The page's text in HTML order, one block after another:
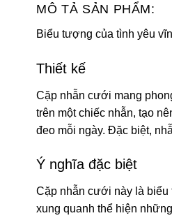
MÔ TẢ SẢN PHẨM:
Biểu tượng của tình yêu
Thiết kế
Cặp nhẫn cưới mang
trên một chiếc nhẫn, tạo
đeo mỗi ngày. Đặc biệt,
Ý nghĩa đặc biệt
Cặp nhẫn cưới này là biểu
xung quanh thể hiện